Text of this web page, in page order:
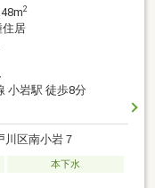
2
居
小岩駅 徒歩8分
川区南小岩７
本下水